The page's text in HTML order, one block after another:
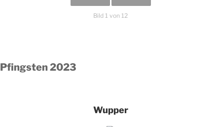
Bild 1 von 12
Pfingsten 2023
Wupper